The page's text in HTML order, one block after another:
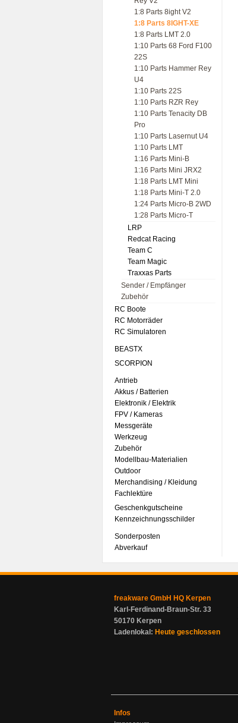
1:8 Parts 8ight V2
1:8 Parts 8IGHT-XE
1:8 Parts LMT 2.0
1:10 Parts 68 Ford F100
22S
1:10 Parts Hammer Rey
U4
1:10 Parts 22S
1:10 Parts RZR Rey
1:10 Parts Tenacity DB
Pro
1:10 Parts Lasernut U4
1:10 Parts LMT
1:16 Parts Mini-B
1:16 Parts Mini JRX2
1:18 Parts LMT Mini
1:18 Parts Mini-T 2.0
1:24 Parts Micro-B 2WD
1:28 Parts Micro-T
LRP
Redcat Racing
Team C
Team Magic
Traxxas Parts
Sender / Empfänger
Zubehör
RC Boote
RC Motorräder
RC Simulatoren
BEASTX
SCORPION
Antrieb
Akkus / Batterien
Elektronik / Elektrik
FPV / Kameras
Messgeräte
Werkzeug
Zubehör
Modellbau-Materialien
Outdoor
Merchandising / Kleidung
Fachlektüre
Geschenkgutscheine
Kennzeichnungsschilder
Sonderposten
Abverkauf
freakware GmbH HQ Kerpen
Karl-Ferdinand-Braun-Str. 33
50170 Kerpen
Ladenlokal: Heute geschlossen
Infos